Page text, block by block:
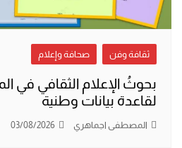
ثقافة وفن صحافة وإعلام
بحوثُ الإعلام الثقافي في
لقاعدة بيانات وطنية
المصطفى اجماهري 03/08/2026